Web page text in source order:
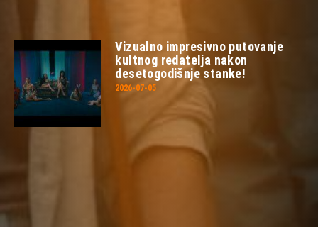
Vizualno impresivno putovanje
kultnog redatelja nakon
desetogodišnje stanke!
2026-07-05